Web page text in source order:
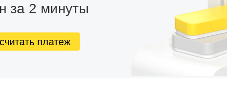
за 2 минуты
платеж